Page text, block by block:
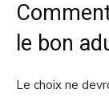
le bon
Le choix ne